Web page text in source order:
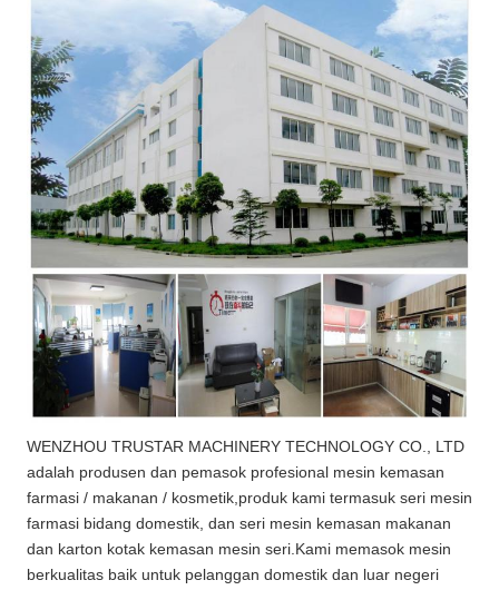
WENZHOU TRUSTAR MACHINERY TECHNOLOGY CO., LTD
adalah produsen dan pemasok profesional mesin kemasan
farmasi / makanan / kosmetik,produk kami termasuk seri mesin
farmasi bidang domestik, dan seri mesin kemasan makanan
dan karton kotak kemasan mesin seri.Kami memasok mesin
berkualitas baik untuk pelanggan domestik dan luar negeri